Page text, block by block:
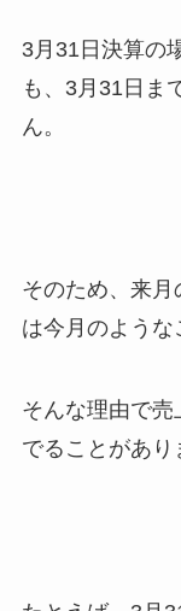
3月31日決算の
も、3月31日ま
ん。
そのため、来
は今月のような
そんな理由で
でることがあり